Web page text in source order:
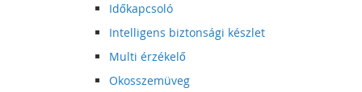
Időkapcsoló
Intelligens biztonsági készlet
Multi érzékelő
Okosszemüveg